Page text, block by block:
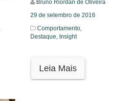
Bruno Riordan de Oliveira
29 de setembro de 2016
Comportamento,
Destaque, Insight
Leia Mais